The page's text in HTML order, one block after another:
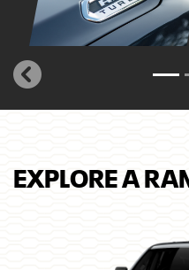
templates.template-
EXPLORE A